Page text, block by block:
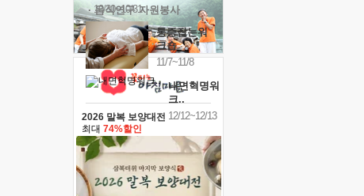
10/30~10/31
통증잡는워
크숍
11/7~11/8
내면혁명워
크..
12/12~12/13
· 음식연구 자원봉사
2026 말복 보양대전
최대 74%할인